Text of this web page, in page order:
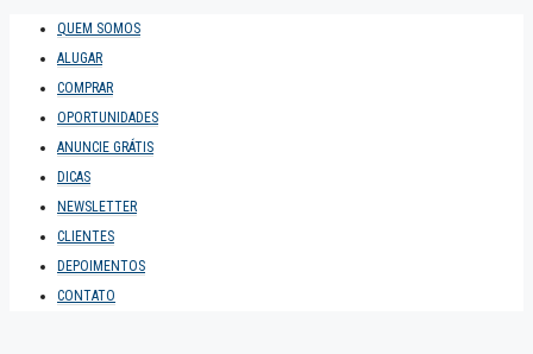
QUEM SOMOS
ALUGAR
COMPRAR
OPORTUNIDADES
ANUNCIE GRÁTIS
DICAS
NEWSLETTER
CLIENTES
DEPOIMENTOS
CONTATO